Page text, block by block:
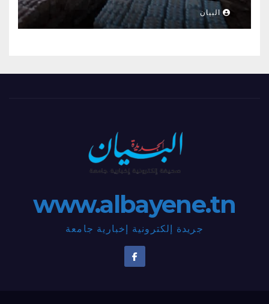
البيان
www.albayene.tn
جريدة إلكترونية إخبارية جامعة